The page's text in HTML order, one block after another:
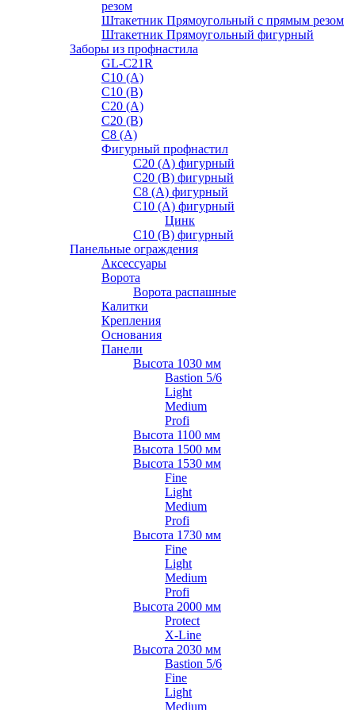
резом
Штакетник Прямоугольный с прямым резом
Штакетник Прямоугольный фигурный
Заборы из профнастила
GL-С21R
С10 (A)
С10 (В)
С20 (А)
С20 (В)
С8 (A)
Фигурный профнастил
С20 (A) фигурный
С20 (В) фигурный
С8 (A) фигурный
С10 (A) фигурный
Цинк
С10 (В) фигурный
Панельные ограждения
Аксессуары
Ворота
Ворота распашные
Калитки
Крепления
Основания
Панели
Высота 1030 мм
Bastion 5/6
Light
Medium
Profi
Высота 1100 мм
Высота 1500 мм
Высота 1530 мм
Fine
Light
Medium
Profi
Высота 1730 мм
Fine
Light
Medium
Profi
Высота 2000 мм
Protect
X-Line
Высота 2030 мм
Bastion 5/6
Fine
Light
Medium